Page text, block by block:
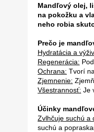
Mandľový olej,
na pokožku a
neho robia
Prečo je
Hydratácia a
Regenerácia:
Ochrana: Tvorí
Zjemnenie:
Všestrannosť: Je
Účinky
Zvlhčuje suchú a
suchú a